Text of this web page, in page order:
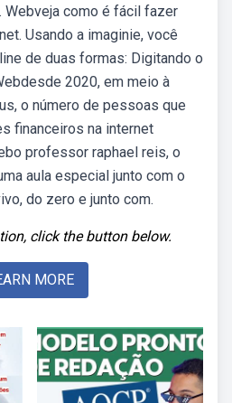
como é fácil fazer
Usando a imaginie, você
de duas formas: Digitando o
2020, em meio à
o número de pessoas que
financeiros na internet
professor raphael reis, o
aula especial junto com o
do zero e junto com.
click the button below.
MORE